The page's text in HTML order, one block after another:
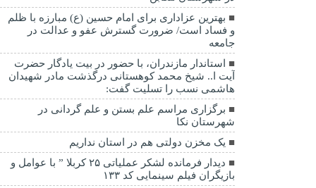
بهترین عزاداری برای امام حسین (ع) مبارزه با ظلم
و فساد است/ ضرورت گسترش عفو و عدالت در
جامعه
استاندار مازندران، با حضور در بیت یادگار حضرت
آیت ا.. شیخ محمد کوهستانی درگذشت مادر شهیدان
هاشمی نسب را تسلیت گفت:
برگزاری مراسم علم بستن و علم گردانی در
شهرستان نکا
یک مخزن دولتی هم در استان نداریم
دیدار فرمانده لشکر عملیاتی ۲۵ کربلا ” با عوامل و
بازیگران فیلم سینمایی کد ۱۳۳